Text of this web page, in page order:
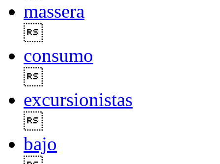
massera
consumo
excursionistas
bajo